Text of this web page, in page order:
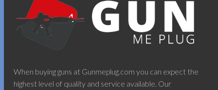
When buying guns at Gunmeplug.com you can expect the
highest level of quality and service available. Our